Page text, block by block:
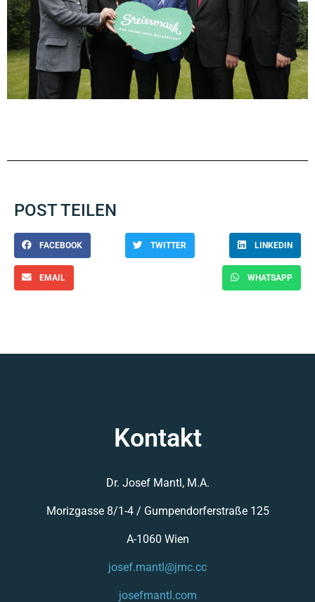
POST TEILEN
FACEBOOK TWITTER LINKEDIN
EMAIL WHATSAPP
Kontakt
Dr. Josef Mantl, M.A.
Morizgasse 8/1-4 / Gumpendorferstraße 125
A-1060 Wien
josef.mantl@jmc.cc
josefmantl.com